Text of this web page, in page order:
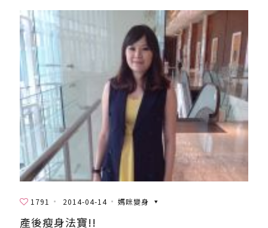
1791 2014-04-14 媽咪變身
產後瘦身法寶!!